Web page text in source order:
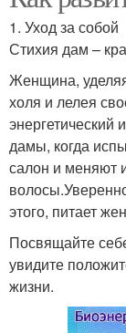
1. Уход за собой
Стихия дам –
Женщина,
холя и лелея
энергетический
дамы, когда
салон и меняют
этого, питает
Посвящайте
увидите
жизни.